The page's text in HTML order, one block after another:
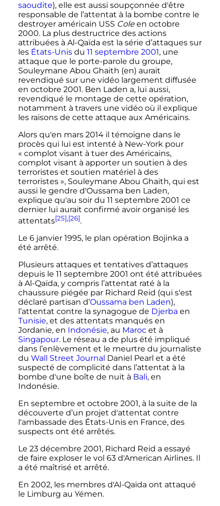
saoudite), elle est aussi soupçonnée d'être
responsable de l’attentat à la bombe contre le
destroyer américain USS Coleen octobre
2000. La plus destructrice des actions
attribuées à Al-Qaïda est la série d’attaques sur
les États-Unisdu 11 septembre 2001, une
attaque que le porte-parole du groupe,
Souleymane Abou Ghaith (en) aurait
revendiqué sur une vidéo largement diffusée
en octobre 2001. Ben Laden a, lui aussi,
revendiqué le montage de cette opération,
notamment à travers une vidéo où il explique
les raisons de cette attaque aux Américains.
Alors qu'en mars 2014il témoigne dans le
procès qui lui est intenté à New-York pour
« complot visant à tuer des Américains,
complot visant à apporter un soutien à des
terroristes et soutien matériel à des
terroristes », Souleymane Abou Ghaith, qui est
aussi le gendre d'Oussama ben Laden,
explique qu'au soir du 11 septembre 2001 ce
dernier lui aurait confirmé avoir organisé les
attentats[25],[26].
Le 6 janvier 1995, le plan opération Bojinka a
été arrêté.
Plusieurs attaques et tentatives d’attaques
depuis le 11 septembre 2001 ont été attribuées
à Al-Qaïda, y compris l’attentat raté à la
chaussure piégée par Richard Reid (qui s'est
déclaré partisan d’Oussama ben Laden),
l’attentat contre la synagogue de Djerba en
Tunisie, et des attentats manqués en
Jordanie, en Indonésie, au Marocet à
Singapour. Le réseau a de plus été impliqué
dans l’enlèvement et le meurtre du journaliste
du Wall Street Journal Daniel Pearl et a été
suspecté de complicité dans l’attentat à la
bombe d'une boîte de nuit à Bali, en
Indonésie.
En septembre et octobre 2001, à la suite de la
découverte d’un projet d'attentat contre
l'ambassade des États-Unis en France, des
suspects ont été arrêtés.
Le 23 décembre 2001, Richard Reid a essayé
de faire exploser le vol 63 d'American Airlines. Il
a été maîtrisé et arrêté.
En 2002, les membres d'Al-Qaïda ont attaqué
le Limburg au Yémen.